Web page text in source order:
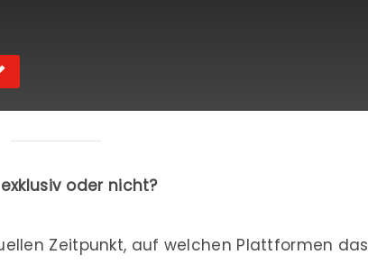
oder nicht?
Zeitpunkt, auf welchen Plattformen das